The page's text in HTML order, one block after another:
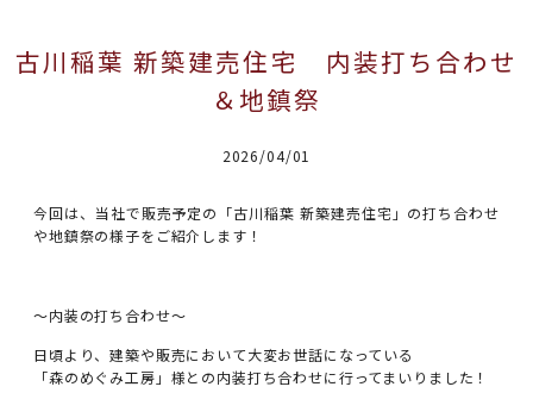
古川稲葉 新築建売住宅 内装打ち合わせ
＆地鎮祭
2026/04/01
今回は、当社で販売予定の「古川稲葉 新築建売住宅」の打ち合わせ
や地鎮祭の様子をご紹介します！
～内装の打ち合わせ～
日頃より、建築や販売において大変お世話になっている
「森のめぐみ工房」様との内装打ち合わせに行ってまいりました！